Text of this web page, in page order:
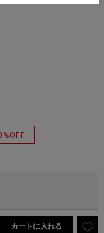
カートに入れる